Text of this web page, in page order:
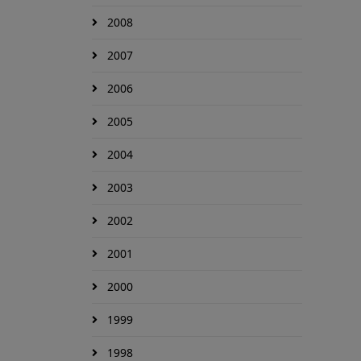
2008
2007
2006
2005
2004
2003
2002
2001
2000
1999
1998